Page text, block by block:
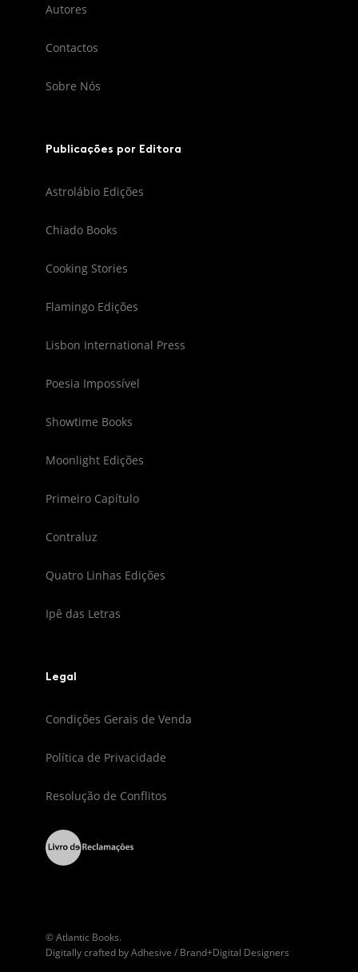
Autores
Contactos
Sobre Nós
Publicações por Editora
Astrolábio Edições
Chiado Books
Cooking Stories
Flamingo Edições
Lisbon International Press
Poesia Impossível
Showtime Books
Moonlight Edições
Primeiro Capítulo
Contraluz
Quatro Linhas Edições
Ipê das Letras
Legal
Condições Gerais de Venda
Política de Privacidade
Resolução de Conflitos
© Atlantic Books.
Digitally crafted byAdhesive / Brand+Digital Designers